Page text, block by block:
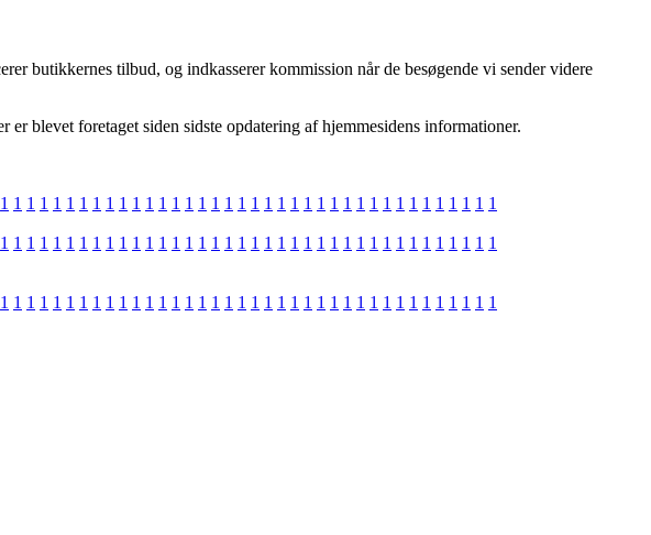
butikkernes tilbud, og indkasserer kommission når de besøgende vi sender videre
blevet foretaget siden sidste opdatering af hjemmesidens informationer.
1 1 1 1 1 1 1 1 1 1 1 1 1 1 1 1 1 1 1 1 1 1 1 1 1 1 1 1 1 1 1 1 1 1 1 1 1 1
1 1 1 1 1 1 1 1 1 1 1 1 1 1 1 1 1 1 1 1 1 1 1 1 1 1 1 1 1 1 1 1 1 1 1 1 1 1
1 1 1 1 1 1 1 1 1 1 1 1 1 1 1 1 1 1 1 1 1 1 1 1 1 1 1 1 1 1 1 1 1 1 1 1 1 1